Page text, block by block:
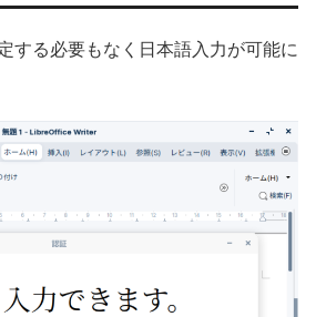
する必要もなく日本語入力が可能に